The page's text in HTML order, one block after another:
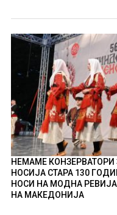
НЕМАМЕ КОНЗЕРВАТОРИ
НОСИЈА СТАРА 130
НОСИ НА МОДНА
НА МАКЕДОНИЈА